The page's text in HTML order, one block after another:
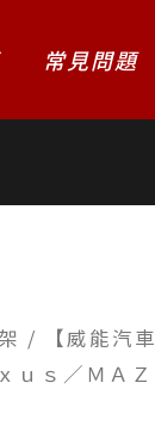
常見問題
/ 【威能汽車
ｕｓ／ＭＡＺ